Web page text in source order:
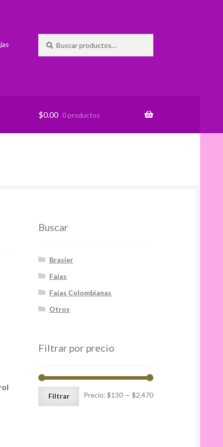
por:
$0.00 0 productos
Buscar
Brasier
Fajas
Fajas Colombianas
Otros
Filtrar por precio
Precio
Precio
Filtrar Precio: $130— $2,470